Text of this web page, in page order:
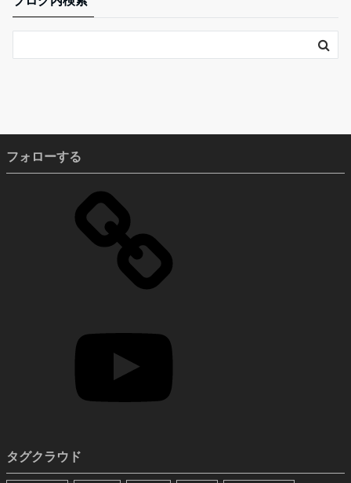
フォローする
タグクラウド